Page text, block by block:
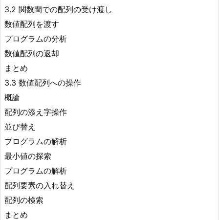
3.2 関数間での配列の受け渡し
数値配列を渡す
プログラムの分析
数値配列の返却
まとめ
3.3 数値配列への操作
概論
配列の添え字操作
並び替え
プログラムの解析
最小値の探索
プログラムの解析
配列要素の入れ替え
配列の検索
まとめ